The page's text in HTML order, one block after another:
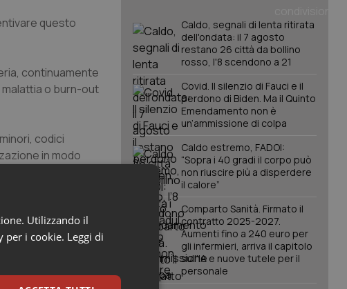
questo
continuamente
o burn-out
codici
in modo
con l’idonea
una
inefficaci e
invece
Critica,
Caldo, segnali di lenta ritirata
dell'ondata: il 7 agosto
restano 26 città da bollino
rosso, l'8 scendono a 21
Covid. Il silenzio di Fauci e il
perdono di Biden. Ma il Quinto
Emendamento non è
un’ammissione di colpa
Caldo estremo, FADOI:
“Sopra i 40 gradi il corpo può
non riuscire più a disperdere
il calore”
Comparto Sanità. Firmato il
contratto 2025-2027.
Aumenti fino a 240 euro per
gli infermieri, arriva il capitolo
sull'IA e nuove tutele per il
personale
Utilizzando il
per i cookie. Leggi di